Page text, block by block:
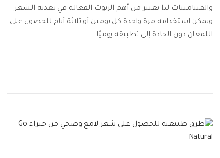
والفيتامينات لذا يعتبر من أهم الزيوت الفعالة في تغذية الشعر
ويمكن استخدامه مرة واحدة كل يومين أو ثلاثة أيام للحصول على
اللمعان دون الحادة إلى تطبيقه يوميًا.